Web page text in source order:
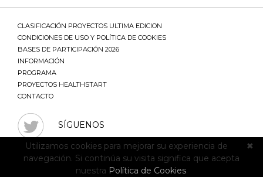
CLASIFICACIÓN PROYECTOS ULTIMA EDICION
CONDICIONES DE USO Y POLÍTICA DE COOKIES
BASES DE PARTICIPACIÓN 2026
INFORMACIÓN
PROGRAMA
PROYECTOS HEALTHSTART
CONTACTO
SÍGUENOS
✖
Utilizamos cookies para mejorar su experiencia de
navegación. Si continúa su visita significa que acepta
nuestra Política de Cookies.